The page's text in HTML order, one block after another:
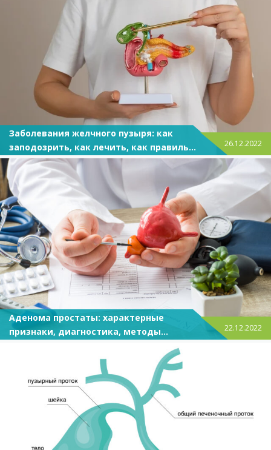
Заболевания желчного пузыря: как
заподозрить, как лечить, как правильно
питаться?
26.12.2022
Аденома простаты: характерные
признаки, диагностика, методы
22.12.2022